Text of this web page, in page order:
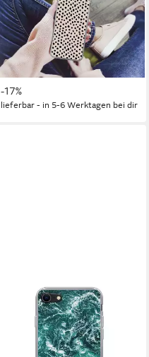
Handyhülle für Apple iPhone
7 Polka dots - Schwarz -
Beige, Smartphone-Bumper,
Print, Handy Schutzhülle Dünn
19,95 € UVP24,00 €
-17%
lieferbar - in 5-6 Werktagen bei dir